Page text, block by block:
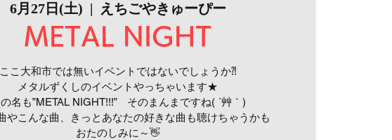
6月27日(土)
  |
えちごやきゅーぴー
METAL NIGHT
ここ大和市では無いイベントではないでしょうか⁈
メタルずくしのイベントやっちゃいます★
名も”METAL NIGHT!!!” そのまんまですね( ´艸｀)
やこんな曲、きっとあなたの好きな曲も聴けちゃうかも
おたのしみに～👋